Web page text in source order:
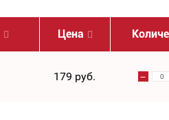
Цена
179 руб.